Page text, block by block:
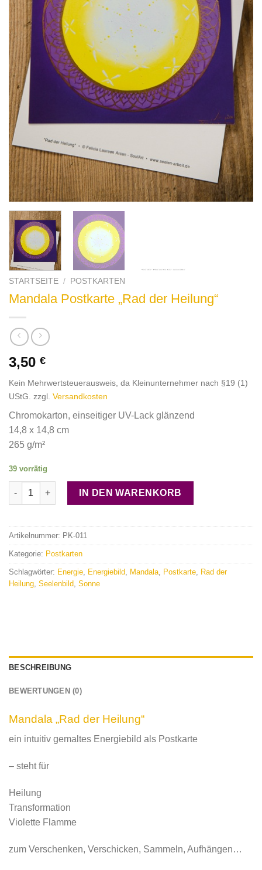
STARTSEITE / POSTKARTEN
Mandala Postkarte „Rad der Heilung“
3,50 €
Kein Mehrwertsteuerausweis, da Kleinunternehmer nach §19 (1)
UStG. zzgl. Versandkosten
Chromokarton, einseitiger UV-Lack glänzend
14,8 x 14,8 cm
265 g/m²
39 vorrätig
Mandala Postkarte "Rad der Heilung" Menge
IN DEN WARENKORB
Artikelnummer: PK-011
Kategorie: Postkarten
Schlagwörter: Energie Energiebild Mandala Postkarte Rad der
Heilung Seelenbild Sonne
BESCHREIBUNG
BEWERTUNGEN (0)
Mandala „Rad der Heilung“
ein intuitiv gemaltes Energiebild als Postkarte
– steht für
Heilung
Transformation
Violette Flamme
zum Verschenken, Verschicken, Sammeln, Aufhängen…